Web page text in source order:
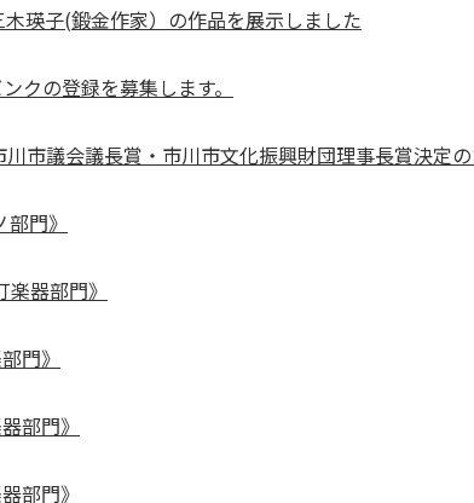
瑛子(鍛金作家）の作品を展示しました
クの登録を募集します。
市議会議長賞・市川市文化振興財団理事長賞決定
門》
器部門》
門》
部門》
部門》